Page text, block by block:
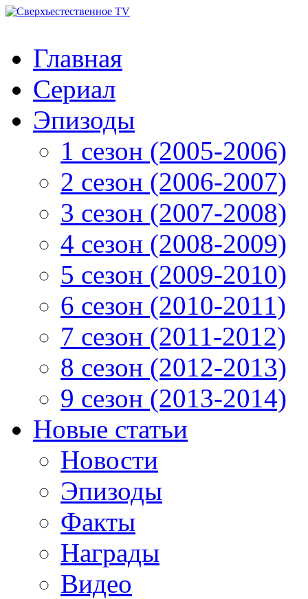
Главная
Сериал
Эпизоды
1 сезон (2005-2006)
2 сезон (2006-2007)
3 сезон (2007-2008)
4 сезон (2008-2009)
5 сезон (2009-2010)
6 сезон (2010-2011)
7 сезон (2011-2012)
8 сезон (2012-2013)
9 сезон (2013-2014)
Новые статьи
Новости
Эпизоды
Факты
Награды
Видео